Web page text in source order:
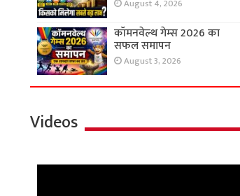
August 4, 2026
कॉमनवेल्थ गेम्स 2026 का
सफल समापन
August 3, 2026
Videos